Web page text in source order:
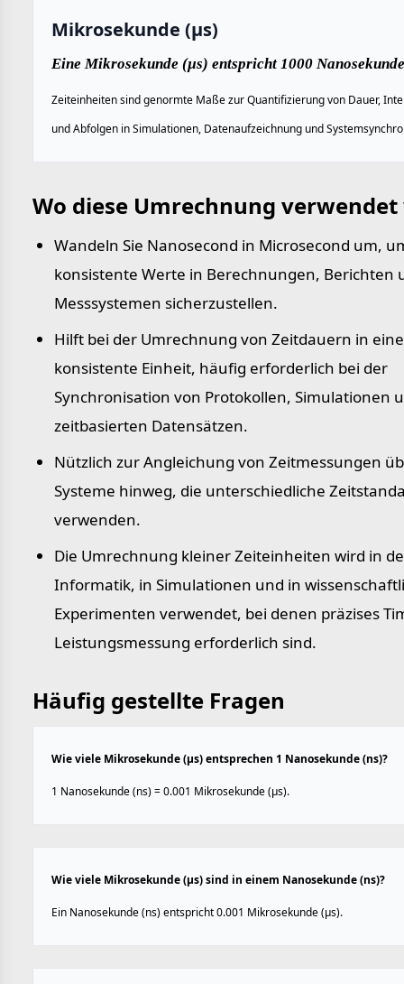
Mikrosekunde (µs)
Eine Mikrosekunde (µs) entspricht 1000
Zeiteinheiten sind genormte Maße zur Quantifizierung von Dauer,
und Abfolgen in Simulationen, Datenaufzeichnung und
Wo diese Umrechnung
Wandeln Sie Nanosecond in Microsecond um,
konsistente Werte in Berechnungen, Berichten
Messsystemen sicherzustellen.
Hilft bei der Umrechnung von Zeitdauern in eine
konsistente Einheit, häufig erforderlich bei der
Synchronisation von Protokollen, Simulationen
zeitbasierten Datensätzen.
Nützlich zur Angleichung von Zeitmessungen
Systeme hinweg, die unterschiedliche
verwenden.
Die Umrechnung kleiner Zeiteinheiten wird in
Informatik, in Simulationen und in
Experimenten verwendet, bei denen präzises
Leistungs­messung erforderlich sind.
Häufig gestellte Fragen
Wie viele Mikrosekunde (µs) entsprechen 1 Nanosekunde (ns)?
1 Nanosekunde (ns) = 0.001 Mikrosekunde (µs).
Wie viele Mikrosekunde (µs) sind in einem Nanosekunde (ns)?
Ein Nanosekunde (ns) entspricht 0.001 Mikrosekunde (µs).